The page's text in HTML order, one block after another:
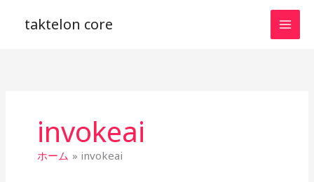
taktelon core
invokeai
ホーム invokeai